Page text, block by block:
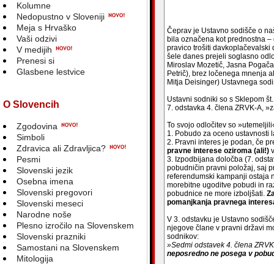
Kolumne
Nedopustno v Sloveniji
Meja s Hrvaško
Vaši odzivi
V medijih
Prenesi si
Glasbene lestvice
O Slovencih
Zgodovina
Simboli
Zdravica ali Zdravljica?
Pesmi
Slovenski jezik
Osebna imena
Slovenski pregovori
Slovenski meseci
Narodne noše
Plesno izročilo na Slovenskem
Slovenski prazniki
Samostani na Slovenskem
Mitologija
Čeprav je Ustavno sodišče o
bila označena kot prednostna
pravico trošiti davkoplačevalski
šele danes prejeli soglasno
Miroslav Mozetič, Jasna
Petrič), brez ločenega mnenja
Mitja Deisinger) Ustavnega
Ustavni sodniki so s Sklepom
7. odstavka 4. člena ZRVK-A,
To svojo odločitev so
1. Pobudo za oceno ustavnosti
2. Pravni interes je podan, če
pravne interese oziroma (ali!)
3. Izpodbijana določba (7.
pobudničin pravni položaj, saj
referendumski kampanji ostaja
morebitne ugoditve pobudi in
pobudnice ne more izboljšati.
pomanjkanja pravnega
V 3. odstavku je Ustavno
njegove člane v pravni državi
sodnikov:
»Sedmi odstavek 4. člena
neposredno ne posega v